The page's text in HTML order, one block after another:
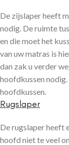
De zijslaper heeft
nodig. De ruimte
en die moet het
van uw matras is
dan zak u verder
hoofdkussen
hoofdkussen.
Rugslaper
De rugslaper heeft
hoofd niet te veel